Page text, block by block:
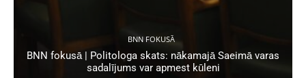
BNN FOKUSĀ
BNN fokusā | Politologa skats: nākamajā Saeimā varas
sadalījums var apmest kūleni